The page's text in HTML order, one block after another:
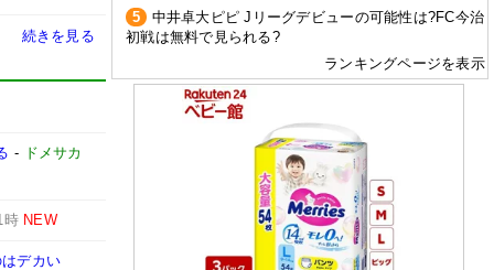
続きを見る
- ドメサカ
時 NEW
デカい
5
中井卓大ピピ Jリーグデビューの可能性は?FC今治
初戦は無料で見られる?
ランキングページを表示